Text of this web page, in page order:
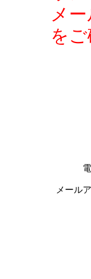
メ
を
メール